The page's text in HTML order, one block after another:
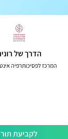
הדרך של
המרכז לפסיכותרפיה
לקביעת תור